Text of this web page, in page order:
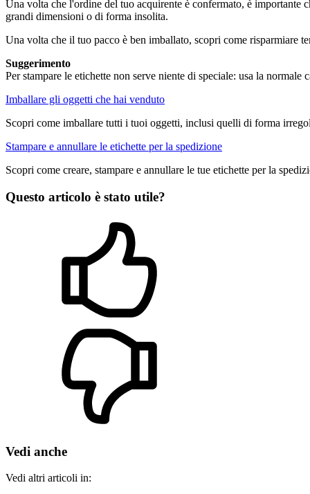
Una volta che l'ordine del tuo acquirente è confermato, è
grandi dimensioni o di forma insolita.
Una volta che il tuo pacco è ben imballato, scopri come risparmiare
Suggerimento
Per stampare le etichette non serve niente di speciale: usa la
Imballare gli oggetti che hai venduto
Scopri come imballare tutti i tuoi oggetti, inclusi quelli di forma
Stampare e annullare le etichette per la spedizione
Scopri come creare, stampare e annullare le tue etichette per la
Questo articolo è stato utile?
Vedi anche
Vedi altri articoli in: